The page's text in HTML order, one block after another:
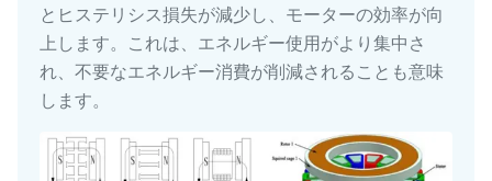
とヒステリシス損失が減少し、モーターの効率が向
上します。これは、エネルギー使用がより集中さ
れ、不要なエネルギー消費が削減されることも意味
します。